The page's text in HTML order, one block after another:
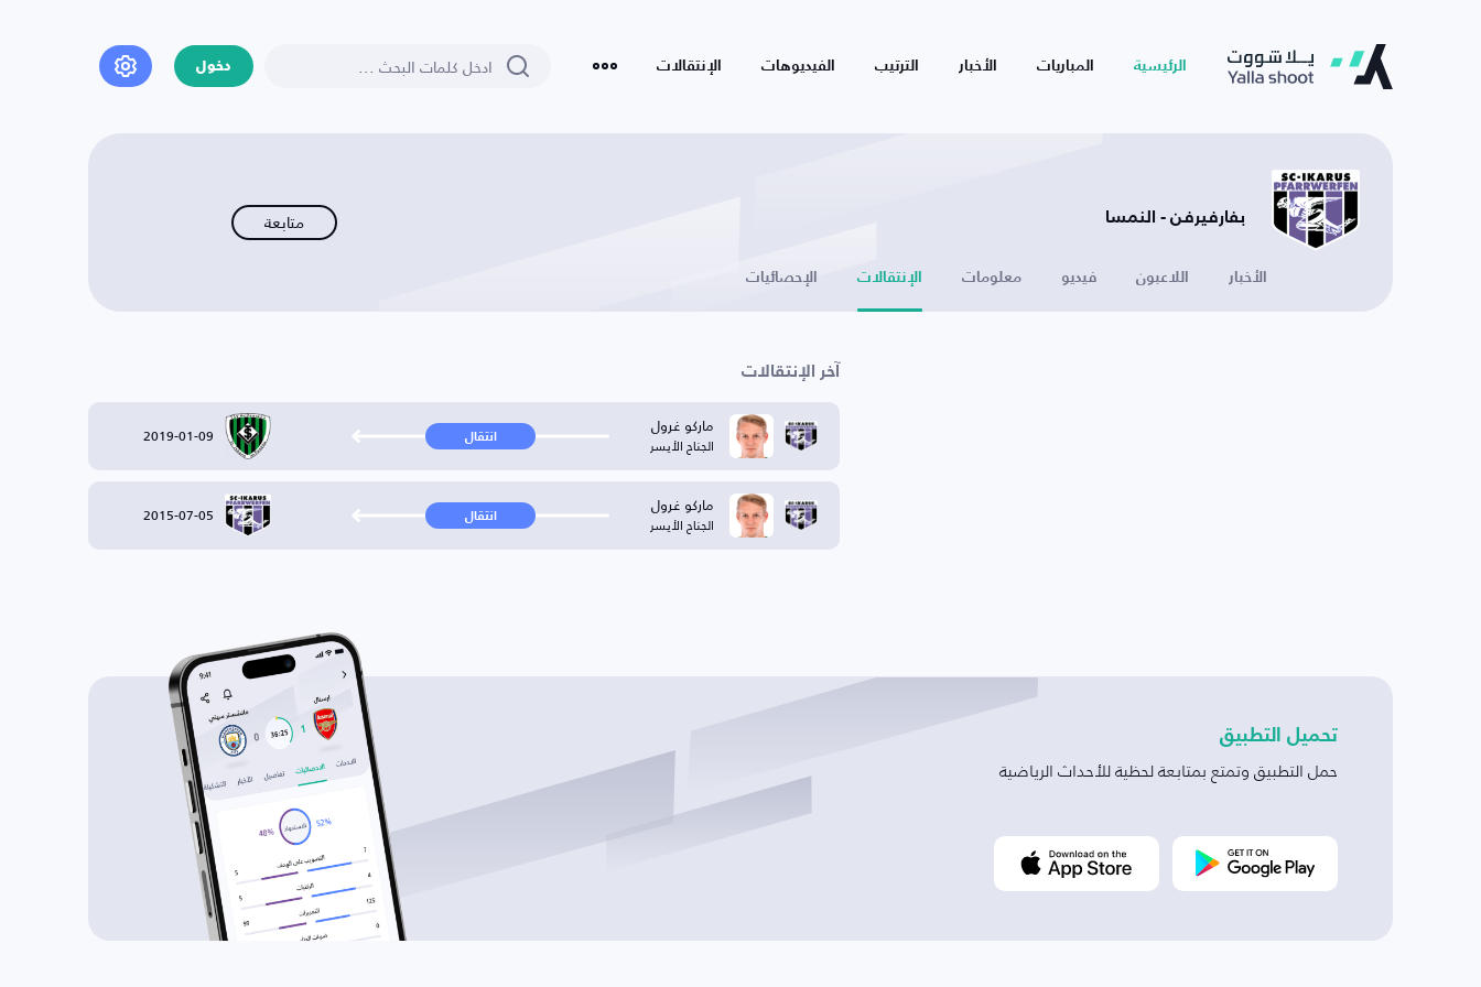
الرئيسية المباريات الأخبار الترتيب الفيديوهات الإنتقالات دخول
بفارفيرفن - النمسا متابعة
الأخبار اللاعبون فيديو معلومات الإنتقالات الإحصائيات
آخر الإنتقالات
ماركو غرول
الجناح الأيسر انتقال 2019-01-09
ماركو غرول
الجناح الأيسر انتقال 2015-07-05
تحميل التطبيق
حمل التطبيق وتمتع بمتابعة لحظية للأحداث الرياضية